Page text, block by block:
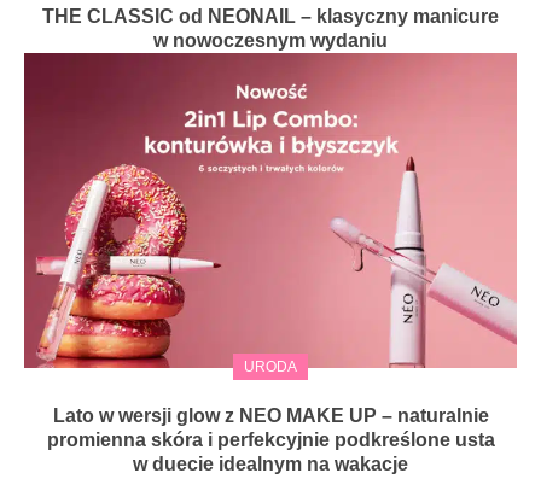
THE CLASSIC od NEONAIL – klasyczny manicure
w nowoczesnym wydaniu
URODA
Lato w wersji glow z NEO MAKE UP – naturalnie
promienna skóra i perfekcyjnie podkreślone usta
w duecie idealnym na wakacje